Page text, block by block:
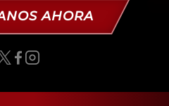
AHORA